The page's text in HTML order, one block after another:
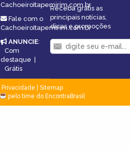
CachoeiroItapemirim.com.br
Fale com o
CachoeiroItapemirim.com.br
ANUNCIE:
Com
destaque |
Grátis
Receba grátis as
principais notícias,
dicas e promoções
Privacidade
Sitemap
pelo time do EncontraBrasil